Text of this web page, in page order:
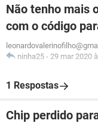
Não tenho mais
com o código
ninha25 - 29 mar 2020
1 Respostas
Chip perdido